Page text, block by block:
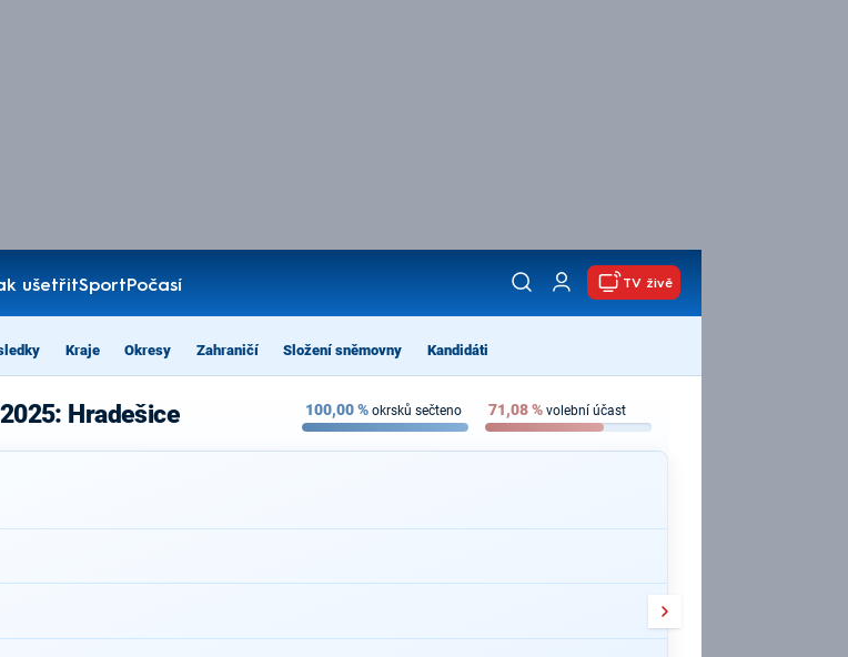
ušetřitSportPočasí
TV živě
Kraje Okresy Zahraničí Složení sněmovny Kandidáti
Hradešice 100,00% okrsků sečteno 71,08% volební účast